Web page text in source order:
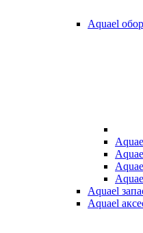
Aquael
Aquael
Aquael